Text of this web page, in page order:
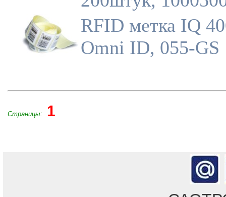
RFID метка IQ
Omni ID, 055-GS
Страницы: 1